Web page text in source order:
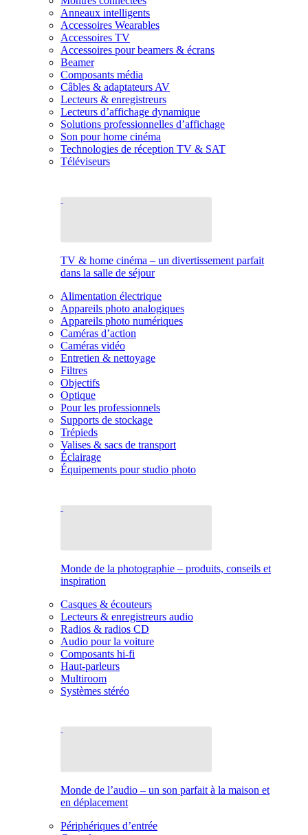
Anneaux intelligents
Accessoires Wearables
Accessoires TV
Accessoires pour beamers & écrans
Beamer
Composants média
Câbles & adaptateurs AV
Lecteurs & enregistreurs
Lecteurs d’affichage dynamique
Solutions professionnelles d’affichage
Son pour home cinéma
Technologies de réception TV & SAT
Téléviseurs
TV & home cinéma – un divertissement parfait
dans la salle de séjour
Alimentation électrique
Appareils photo analogiques
Appareils photo numériques
Caméras d’action
Caméras vidéo
Entretien & nettoyage
Filtres
Objectifs
Optique
Pour les professionnels
Supports de stockage
Trépieds
Valises & sacs de transport
Éclairage
Équipements pour studio photo
Monde de la photographie – produits, conseils et
inspiration
Casques & écouteurs
Lecteurs & enregistreurs audio
Radios & radios CD
Audio pour la voiture
Composants hi-fi
Haut-parleurs
Multiroom
Systèmes stéréo
Monde de l’audio – un son parfait à la maison et
en déplacement
Périphériques d’entrée